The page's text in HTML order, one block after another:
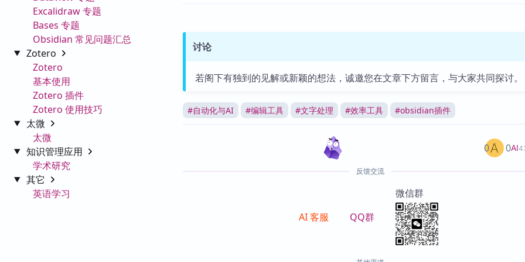
Excalidraw 专题
Bases 专题
Obsidian 常见问题汇总
Zotero
Zotero
基本使用
Zotero 插件
Zotero 使用技巧
太微
太微
知识管理应用
学术研究
其它
英语学习
讨论
若阁下有独到的见解或新颖的想法，诚邀您在文章下方留言，与大家共同探讨。
#自动化与AI #编辑工具 #文字处理 #效率工具 #obsidian插件
AI
0 0
反馈交流
AI 客服 QQ群
微信群